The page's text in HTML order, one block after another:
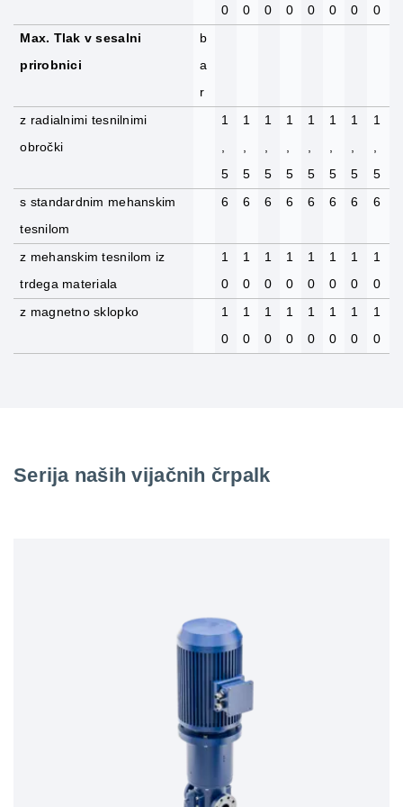
0
0
0
0
0
0
0
0
Max. Tlak v sesalni
prirobnici
b
a
r
z radialnimi tesnilnimi
obročki
1
,
5
1
,
5
1
,
5
1
,
5
1
,
5
1
,
5
1
,
5
1
,
5
s standardnim mehanskim
tesnilom
6 6 6 6 6 6 6 6
z mehanskim tesnilom iz
trdega materiala
1
0
1
0
1
0
1
0
1
0
1
0
1
0
1
0
z magnetno sklopko
1
0
1
0
1
0
1
0
1
0
1
0
1
0
1
0
Serija naših vijačnih črpalk